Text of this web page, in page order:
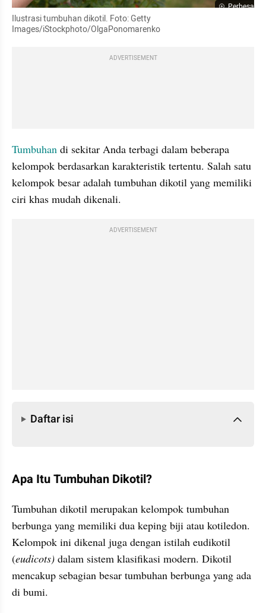
Perbesar
Ilustrasi tumbuhan dikotil. Foto: Getty
Images/iStockphoto/OlgaPonomarenko
ADVERTISEMENT
Tumbuhan di sekitar Anda terbagi dalam beberapa
kelompok berdasarkan karakteristik tertentu. Salah satu
kelompok besar adalah tumbuhan dikotil yang memiliki
ciri khas mudah dikenali.
ADVERTISEMENT
Daftar isi
Apa Itu Tumbuhan Dikotil?
Tumbuhan dikotil merupakan kelompok tumbuhan
berbunga yang memiliki dua keping biji atau kotiledon.
Kelompok ini dikenal juga dengan istilah eudikotil
(eudicots) dalam sistem klasifikasi modern. Dikotil
mencakup sebagian besar tumbuhan berbunga yang ada
di bumi.